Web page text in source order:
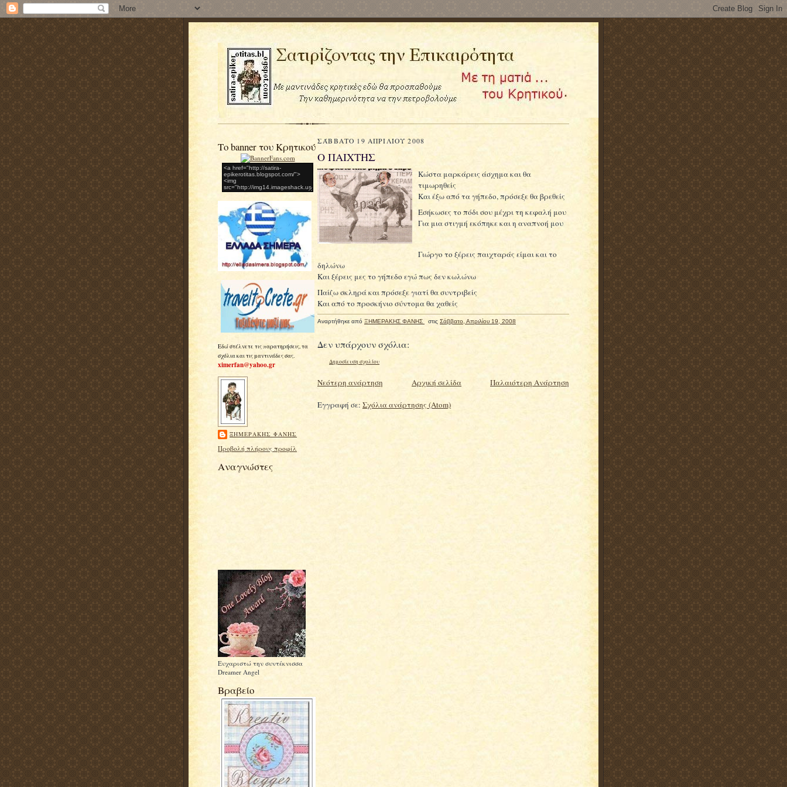
Το banner του Κρητικού
Εδώ στέλνετε τις παρατηρήσεις, τα
σχόλια και τις μαντινάδες σας.
ximerfan@yahoo.gr
ΞΗΜΕΡΑΚΗΣ ΦΑΝΗΣ
Προβολή πλήρους προφίλ
Αναγνώστες
Ευχαριστώ την συντέκνισσα
Dreamer Angel
Βραβείο
ΣΆΒΒΑΤΟ 19 ΑΠΡΙΛΊΟΥ 2008
Ο ΠΑΙΧΤΗΣ
Κώστα μαρκάρεις άσχημα και θα
τιμωρηθείς
Και έξω από τα γήπεδο, πρόσεξε θα βρεθείς
Εσήκωσες το πόδι σου μέχρι τη κεφαλή μου
Για μια στιγμή εκόπηκε και η αναπνοή μου
Γιώργο το ξέρεις παιχταράς είμαι και το
δηλώνω
Και ξέρεις μες το γήπεδο εγώ πως δεν κωλώνω
Παίζω σκληρά και πρόσεξε γιατί θασυντριβείς
Και από το προσκήνιο σύντομα θα χαθείς
Αναρτήθηκε από ΞΗΜΕΡΑΚΗΣ ΦΑΝΗΣ στις Σάββατο, Απριλίου 19, 2008
Δεν υπάρχουν σχόλια:
Δημοσίευση σχολίου
Νεότερη ανάρτηση Παλαιότερη Ανάρτηση
Αρχική σελίδα
Εγγραφή σε: Σχόλια ανάρτησης (Atom)